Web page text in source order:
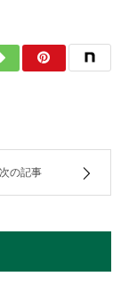
次の記事